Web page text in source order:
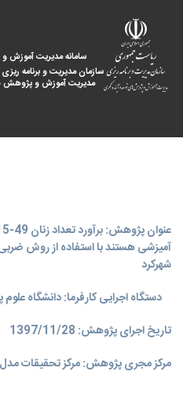
سامانه مدیریت آموزش و
سازمان مدیریت و برنامه
مدیریت آموزش و پژوهش
شهرکرد
دستگاه اجرایی کارفرما: دانشگاه
تاریخ اجرای پژوهش: 1397/11/28
مرکز مجری پژوهش: مرکز تحقیقات